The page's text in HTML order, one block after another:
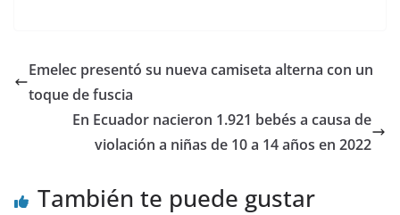
er e
b
o
o
k
s
p
p
gr
m
di l e
n
p
tir
Emelec presentó su nueva camiseta alterna con un
toque de fuscia
En Ecuador nacieron 1.921 bebés a causa de
violación a niñas de 10 a 14 años en 2022
También te puede gustar